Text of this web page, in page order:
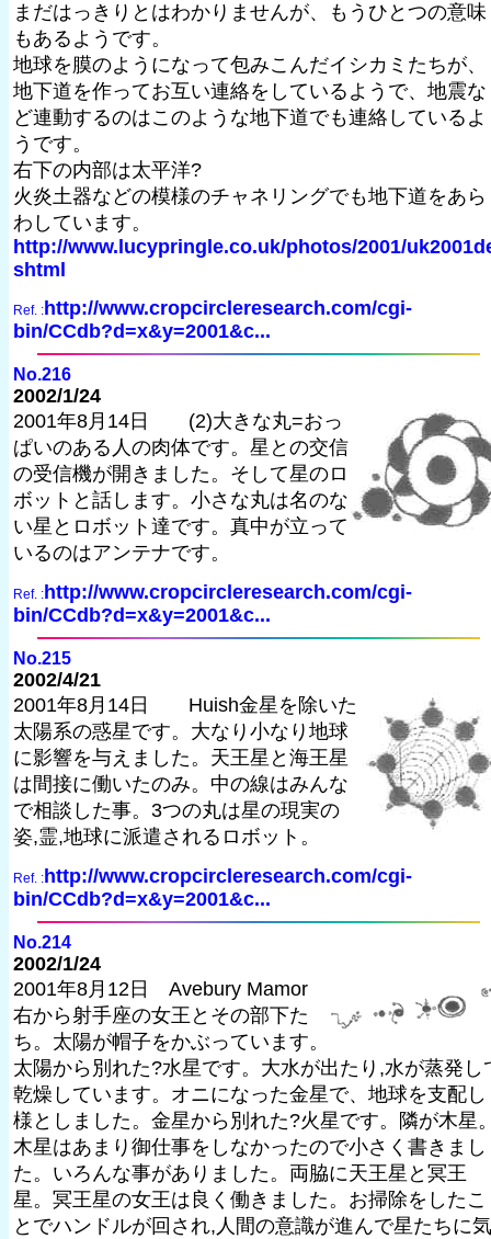
まだはっきりとはわかりませんが、もうひとつの意味
もあるようです。
地球を膜のようになって包みこんだイシカミたちが、
地下道を作ってお互い連絡をしているようで、地震な
ど連動するのはこのような地下道でも連絡しているよ
うです。
右下の内部は太平洋?
火炎土器などの模様のチャネリングでも地下道をあら
わしています。
http://www.lucypringle.co.uk/photos/2001/
shtml
Ref. : http://www.cropcircleresearch.com/cgi-
bin/CCdb?d=x&y=2001&c...
No.216
2002/1/24
2001年8月14日 (2)大きな丸=おっ
ぱいのある人の肉体です。星との交信
の受信機が開きました。そして星のロ
ボットと話します。小さな丸は名のな
い星とロボット達です。真中が立って
いるのはアンテナです。
Ref. : http://www.cropcircleresearch.com/cgi-
bin/CCdb?d=x&y=2001&c...
No.215
2002/4/21
2001年8月14日 Huish金星を除いた
太陽系の惑星です。大なり小なり地球
に影響を与えました。天王星と海王星
は間接に働いたのみ。中の線はみんな
で相談した事。3つの丸は星の現実の
姿,霊,地球に派遣されるロボット。
Ref. : http://www.cropcircleresearch.com/cgi-
bin/CCdb?d=x&y=2001&c...
No.214
2002/1/24
2001年8月12日 Avebury Mamor
右から射手座の女王とその部下た
ち。太陽が帽子をかぶっています。
太陽から別れた?水星です。大水が出たり,水が蒸発し
乾燥しています。オニになった金星で、地球を支配し
様としました。金星から別れた?火星です。隣が木星
木星はあまり御仕事をしなかったので小さく書きまし
た。いろんな事がありました。両脇に天王星と冥王
星。冥王星の女王は良く働きました。お掃除をしたこ
とでハンドルが回され,人間の意識が進んで星たちに気